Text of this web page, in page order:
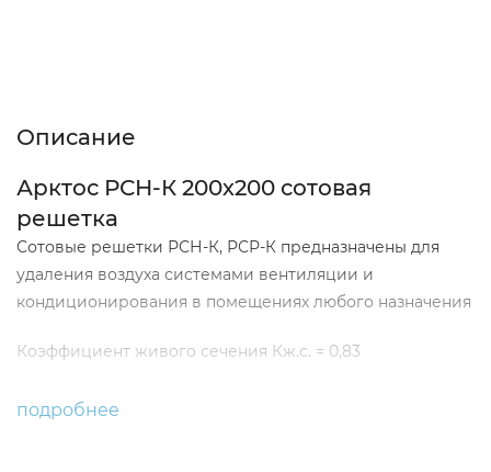
Описание
Арктос РСН-К 200х200 сотовая
решетка
Сотовые решетки РСН-К, РСР-К предназначены для
удаления воздуха системами вентиляции и
кондиционирования в помещениях любого назначения
Коэффициент живого сечения Кж.с. = 0,83
Решетки РСН-К, РСР-К представляют собой раму
подробнее